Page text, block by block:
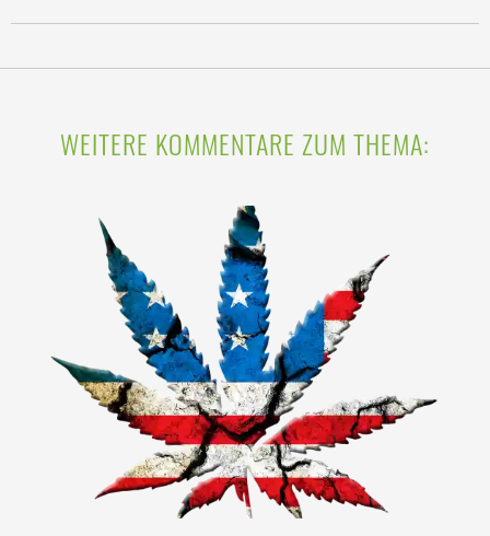
WEITERE KOMMENTARE ZUM THEMA: